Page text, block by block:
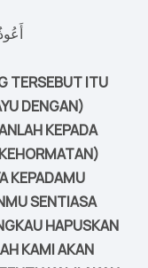
TERSEBUT ITU
DENGAN)
KEPADA
KEPADAMU
SENTIASA
HAPUSKAN
KAMI AKAN